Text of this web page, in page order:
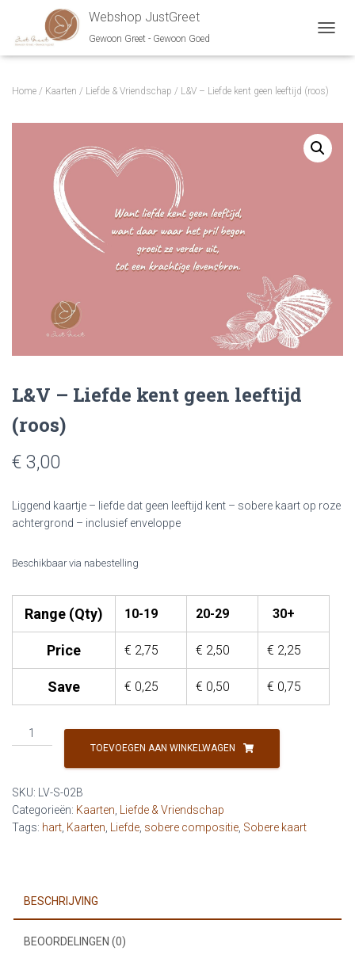
Webshop JustGreet
Gewoon Greet - Gewoon Goed
Home / Kaarten / Liefde & Vriendschap / L&V – Liefde kent geen leeftijd (roos)
L&V – Liefde kent geen leeftijd
(roos)
€ 3,00
Liggend kaartje – liefde dat geen leeftijd kent – sobere kaart op roze
achtergrond – inclusief enveloppe
Beschikbaar via nabestelling
Range (Qty) 10-19 20-29 30+
Price € 2,75 € 2,50 € 2,25
Save € 0,25 € 0,50 € 0,75
L&V
-
geen
leeftijd
(roos)
TOEVOEGEN AAN WINKELWAGEN
SKU:
LV-S-02B
Categorieën: Kaarten
Liefde & Vriendschap
Tags: hart Kaarten Liefde sobere compositie Sobere kaart
BESCHRIJVING
BEOORDELINGEN (0)